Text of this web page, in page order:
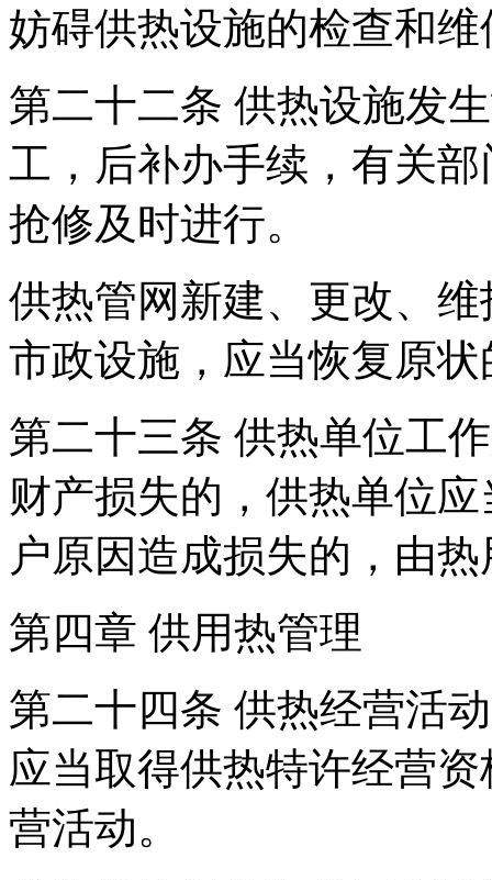
妨碍供热设施的检查和
第二十二条 供热设施发
工，后补办手续，有关
抢修及时进行。
供热管网新建、更改、
市政设施，应当恢复原
第二十三条 供热单位工
财产损失的，供热单位
户原因造成损失的，由
第四章 供用热管理
第二十四条 供热经营活
应当取得供热特许经营
营活动。